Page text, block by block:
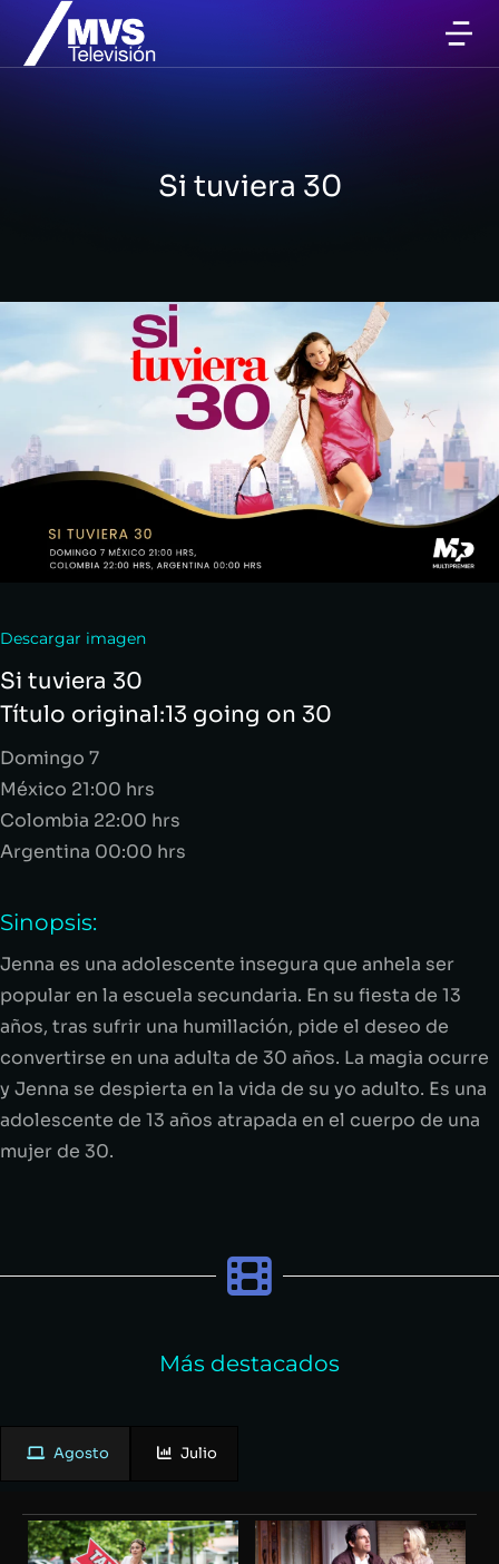
Si tuviera 30
Descargar imagen
Si tuviera 30
Título original:13 going on 30
Domingo 7
México 21:00 hrs
Colombia 22:00 hrs
Argentina 00:00 hrs
Sinopsis:
Jenna es una adolescente insegura que anhela ser
popular en la escuela secundaria. En su fiesta de 13
años, tras sufrir una humillación, pide el deseo de
convertirse en una adulta de 30 años. La magia ocurre
y Jenna se despierta en la vida de su yo adulto. Es una
adolescente de 13 años atrapada en el cuerpo de una
mujer de 30.
Más destacados
Agosto Julio